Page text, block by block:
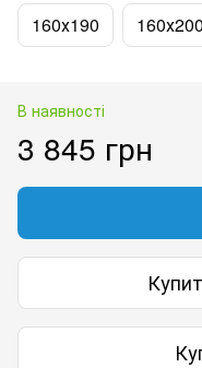
160х190 160х200
В наявності
3 845 грн